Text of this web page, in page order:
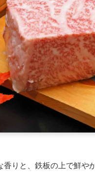
香りと、鉄板の上で鮮